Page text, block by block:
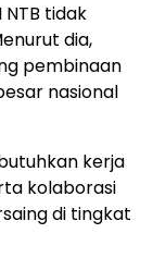
NTB tidak
dia,
pembinaan
nasional
kerja
kolaborasi
di tingkat